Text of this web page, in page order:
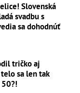
Slovenská
svadbu s
sa dohodnúť
tričko aj
sa len tak